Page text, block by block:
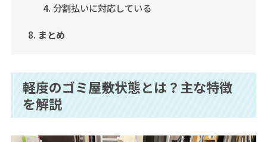
分割払いに対応している
まとめ
軽度のゴミ屋敷状態とは？主な特徴
を解説